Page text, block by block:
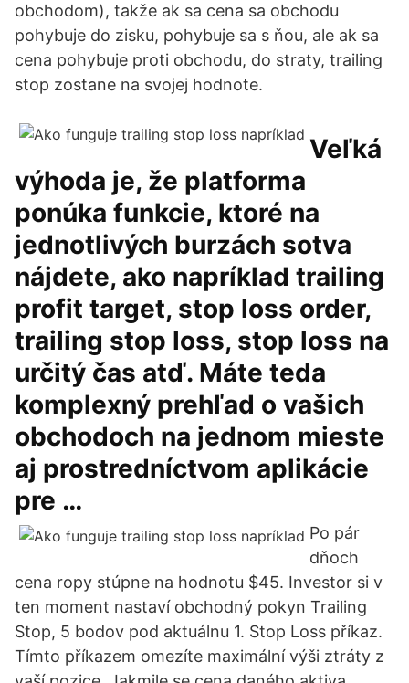
obchodom), takže ak sa cena sa obchodu
pohybuje do zisku, pohybuje sa s ňou, ale ak sa
cena pohybuje proti obchodu, do straty, trailing
stop zostane na svojej hodnote.
Veľká
výhoda je, že platforma
ponúka funkcie, ktoré na
jednotlivých burzách sotva
nájdete, ako napríklad trailing
profit target, stop loss order,
trailing stop loss, stop loss na
určitý čas atď. Máte teda
komplexný prehľad o vašich
obchodoch na jednom mieste
aj prostredníctvom aplikácie
pre …
Po pár
dňoch
cena ropy stúpne na hodnotu $45. Investor si v
ten moment nastaví obchodný pokyn Trailing
Stop, 5 bodov pod aktuálnu 1. Stop Loss příkaz.
Tímto příkazem omezíte maximální výši ztráty z